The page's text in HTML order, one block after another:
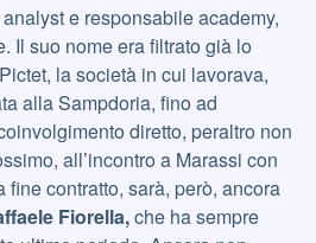
e responsabile academy,
Il suo nome era filtrato già lo
la società in cui lavorava,
alla Sampdoria, fino ad
diretto, peraltro non
all’incontro a Marassi con
fine contratto, sarà, però, ancora
Fiorella,che ha sempre